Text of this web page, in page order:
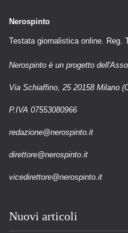
Nerospinto
Testata giornalistica online. Reg.
Nerospinto è un progetto
Via Schiaffino, 25 20158 Milano
P.IVA 07553080966
redazione@nerospinto.it
direttore@nerospinto.it
vicedirettore@nerospinto.it
Nuovi articoli